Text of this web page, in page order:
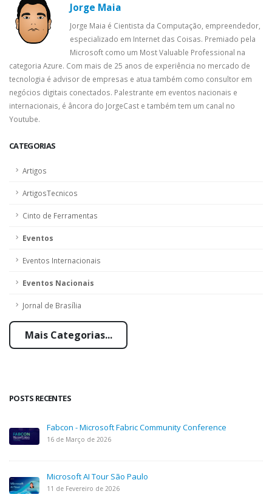
CATEGORIAS
Artigos
ArtigosTecnicos
Cinto de Ferramentas
Eventos
Eventos Internacionais
Eventos Nacionais
Jornal de Brasília
Mais Categorias...
POSTS RECENTES
Fabcon - Microsoft Fabric Community Conference
16 de Março de 2026
Microsoft AI Tour São Paulo
11 de Fevereiro de 2026
Jorge Maia
Jorge Maia é Cientista da Computação, empreendedor,
especializado em Internet das Coisas. Premiado pela
Microsoft como um Most Valuable Professional na
categoria Azure. Com mais de 25 anos de experiência no mercado de
tecnologia é advisor de empresas e atua também como consultor em
negócios digitais conectados. Palestrante em eventos nacionais e
internacionais, é âncora do JorgeCast e também tem um canal no
Youtube.